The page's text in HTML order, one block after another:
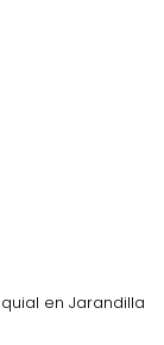
en Jarandilla